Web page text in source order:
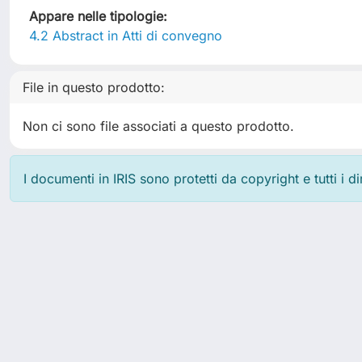
Appare nelle tipologie:
4.2 Abstract in Atti di convegno
File in questo prodotto:
Non ci sono file associati a questo prodotto.
I documenti in IRIS sono protetti da copyright e tutti i